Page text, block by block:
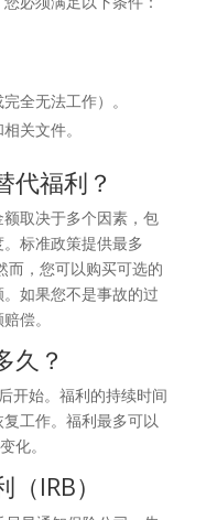
全无法工作）。
关文件。
代福利？
取决于多个因素，包
标准政策提供最多
而，您可以购买可选的
如果您不是事故的过
偿。
久？
开始。福利的持续时间
工作。福利最多可以
化。
IRB）